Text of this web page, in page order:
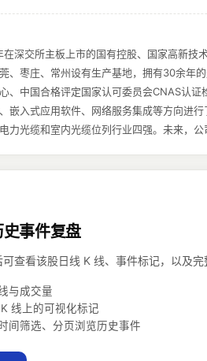
深交所主板上市的国有控股、国家高新
、枣庄、常州设有生产基地，拥有30余年
、中国合格评定国家认可委员会CNAS认
嵌入式应用软件、网络服务集成等方向进
力光缆和室内光缆位列行业四强。未来，
事件复盘
查看该股日线 K 线、事件标记，以及完
与成交量
线上的可视化标记
间筛选、分页浏览历史事件